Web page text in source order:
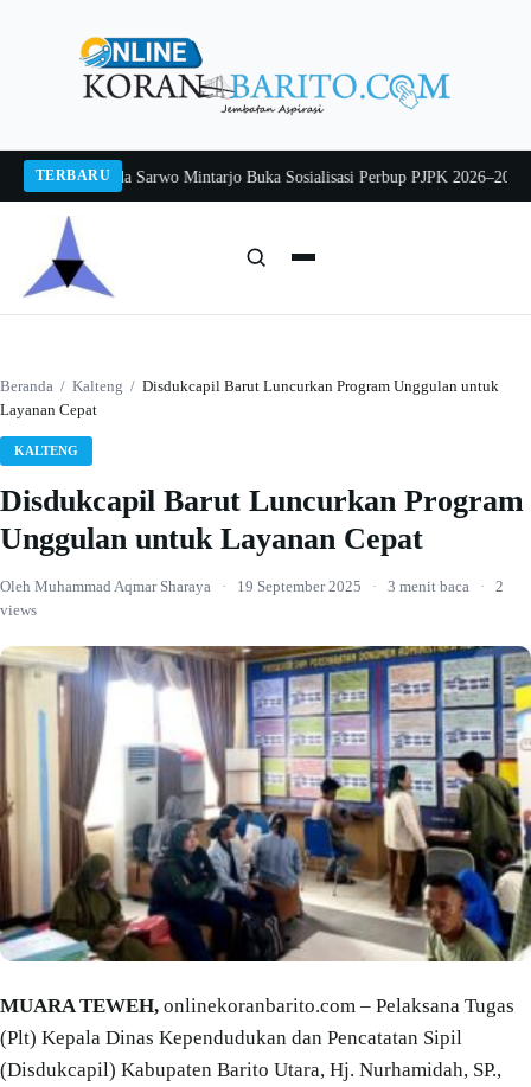
TERBARU
Pj Sekda Sarwo Mintarjo Buka Sosialisasi Perbup PJPK 2026–2030
Beranda / Kalteng / Disdukcapil Barut Luncurkan Program Unggulan untuk
Layanan Cepat
KALTENG
Disdukcapil Barut Luncurkan Program
Unggulan untuk Layanan Cepat
Oleh Muhammad Aqmar Sharaya · 19 September 2025 · 3 menit baca ·
2
views
MUARA TEWEH, onlinekoranbarito.com – Pelaksana Tugas
(Plt) Kepala Dinas Kependudukan dan Pencatatan Sipil
(Disdukcapil) Kabupaten Barito Utara, Hj. Nurhamidah, SP.,